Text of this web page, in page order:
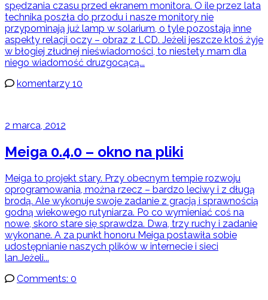
spędzania czasu przed ekranem monitora. O ile przez lata
technika poszła do przodu i nasze monitory nie
przypominają już lamp w solarium, o tyle pozostają inne
aspekty relacji oczy – obraz z LCD. Jeżeli jeszcze ktoś żyje
w błogiej złudnej nieświadomości, to niestety mam dla
niego wiadomość druzgocącą...
komentarzy 10
2 marca, 2012
Meiga 0.4.0 – okno na pliki
Meiga to projekt stary. Przy obecnym tempie rozwoju
oprogramowania, można rzecz – bardzo leciwy i z długą
brodą. Ale wykonuje swoje zadanie z gracją i sprawnością
godną wiekowego rutyniarza. Po co wymieniać coś na
nowe, skoro stare się sprawdza. Dwa, trzy ruchy i zadanie
wykonane. A za punkt honoru Meiga postawiła sobie
udostępnianie naszych plików w internecie i sieci
lan.Jeżeli...
Comments: 0